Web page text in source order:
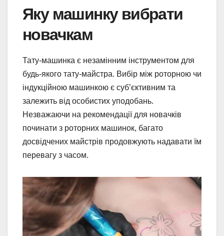
Яку машинку вибрати
новачкам
Тату-машинка є незамінним інструментом для
будь-якого тату-майстра. Вибір між роторною чи
індукційною машинкою є суб’єктивним та
залежить від особистих уподобань.
Незважаючи на рекомендації для новачків
починати з роторних машинок, багато
досвідчених майстрів продовжують надавати їм
перевагу з часом.